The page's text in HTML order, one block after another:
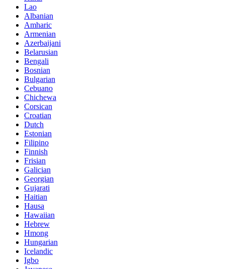
Lao
Albanian
Amharic
Armenian
Azerbaijani
Belarusian
Bengali
Bosnian
Bulgarian
Cebuano
Chichewa
Corsican
Croatian
Dutch
Estonian
Filipino
Finnish
Frisian
Galician
Georgian
Gujarati
Haitian
Hausa
Hawaiian
Hebrew
Hmong
Hungarian
Icelandic
Igbo